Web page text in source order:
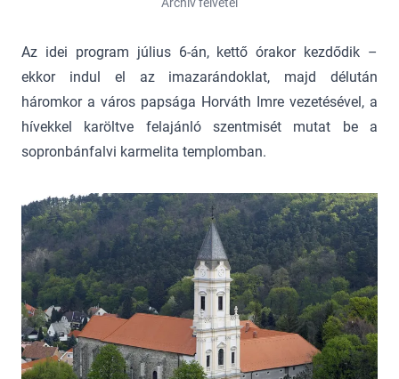
Az idei program július 6-án, kettő órakor kezdődik –
ekkor indul el az imazarándoklat, majd délután
háromkor a város papsága Horváth Imre vezetésével, a
hívekkel karöltve felajánló szentmisét mutat be a
sopronbánfalvi karmelita templomban.